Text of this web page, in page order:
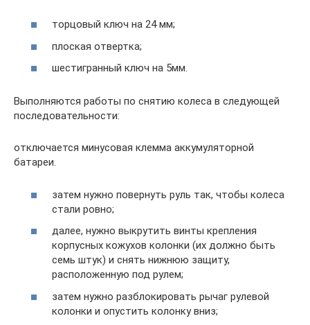
торцовый ключ на 24 мм;
плоская отвертка;
шестигранный ключ на 5мм.
Выполняются работы по снятию колеса в следующей
последовательности:
отключается минусовая клемма аккумуляторной
батареи.
затем нужно повернуть руль так, чтобы колеса
стали ровно;
далее, нужно выкрутить винты крепления
корпусных кожухов колонки (их должно быть
семь штук) и снять нижнюю защиту,
расположенную под рулем;
затем нужно разблокировать рычаг рулевой
колонки и опустить колонку вниз;